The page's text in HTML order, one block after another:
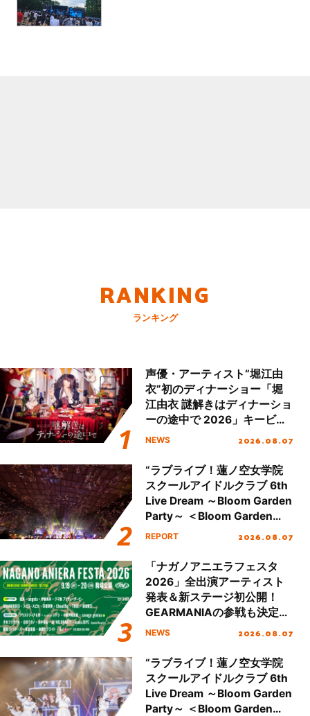
RANKING
ランキング
声優・アーティスト“堀江由
衣”初のディナーショー「堀
江由衣 謎解きはディナーショ
ーの途中で 2026」キービジ
ュアル＆グッズラインナップ
NEWS 2026.08.07
“ラブライブ！蓮ノ空女学院
スクールアイドルクラブ 6th
Live Dream ～Bloom Garden
Party～ ＜Bloom Garden
Party Stage／埼玉公演＞”
REPORT 2026.08.07
「ナガノアニエラフェスタ
2026」全出演アーティスト
発表＆新ステージ初公開！
GEARMANIAの参戦も決定
し、初となる第3ステージの
NEWS 2026.08.07
“ラブライブ！蓮ノ空女学院
スクールアイドルクラブ 6th
Live Dream ～Bloom Garden
Party～ ＜Bloom Garden